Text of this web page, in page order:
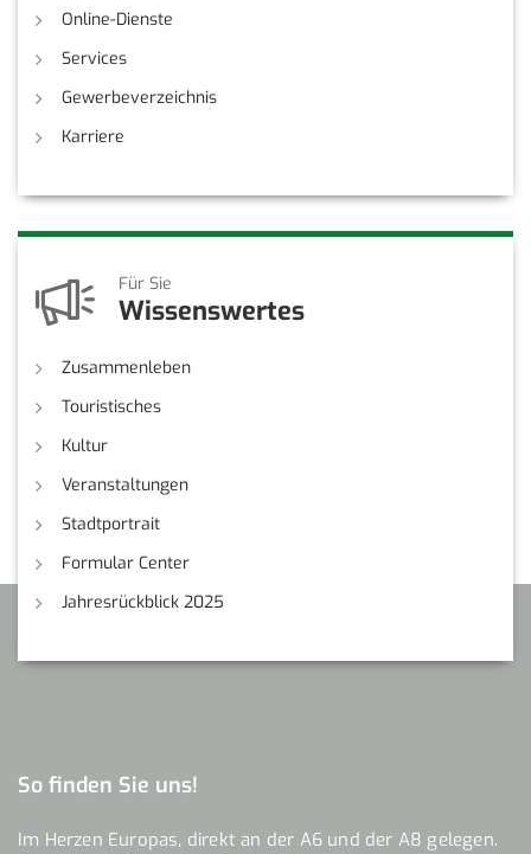
Online-Dienste
Services
Gewerbeverzeichnis
Karriere
Für Sie
Wissenswertes
Zusammenleben
Touristisches
Kultur
Veranstaltungen
Stadtportrait
Formular Center
Jahresrückblick 2025
So finden Sie uns!
Im Herzen Europas, direkt an der A6 und der A8 gelegen.